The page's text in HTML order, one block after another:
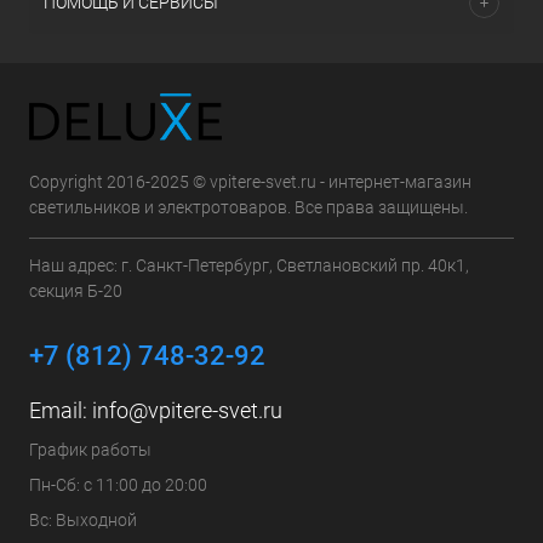
Copyright 2016-2025 © vpitere-svet.ru - интернет-магазин
светильников и электротоваров. Все права защищены.
Наш адрес: г. Санкт-Петербург, Светлановский пр. 40к1,
секция Б-20
+7 (812) 748-32-92
Email: info@vpitere-svet.ru
График работы
Пн-Сб: с 11:00 до 20:00
Вс: Выходной